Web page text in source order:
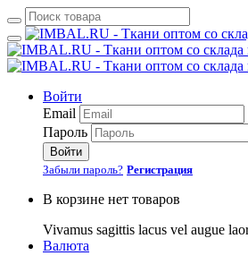
Войти
Email
Пароль
Войти
Забыли пароль? Регистрация
В корзине нет товаров
Vivamus sagittis lacus vel augue
Валюта